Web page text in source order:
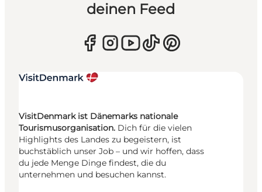
deinen Feed
VisitDenmark ist Dänemarks nationale
Tourismusorganisation. Dich für die vielen
Highlights des Landes zu begeistern, ist
buchstäblich unser Job – und wir hoffen, dass
du jede Menge Dinge findest, die du
unternehmen und besuchen kannst.